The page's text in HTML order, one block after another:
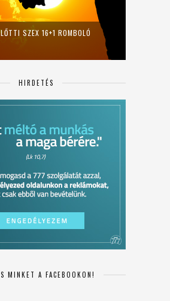
SZEX 16+1 ROMBOLÓ
HIRDETÉS
MINKET A FACEBOOKON!